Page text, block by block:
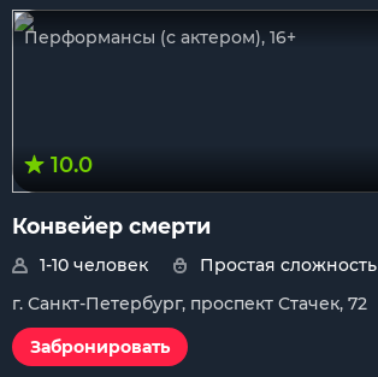
Перформансы (с актером), 16+
10.0
Конвейер смерти
1-10 человек
Простая сложность
г. Санкт-Петербург, проспект Стачек, 72
Забронировать